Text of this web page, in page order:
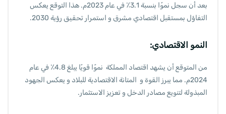
بعد أن سجل نموًا بنسبة 3.1٪ في عام 2023م. هذا التوقع يعكس
التفاؤل بمستقبل اقتصادي مشرق و استمرار تحقيق رؤية 2030.
النمو الاقتصادي:
من المتوقع أن يشهد اقتصاد المملكة نموًا قويًا يبلغ 4.8٪ في عام
2024م. مما يبرز القوة و المتانة الاقتصادية للبلاد و يعكس الجهود
المبذولة لتنويع مصادر الدخل و تعزيز الاستثمار.